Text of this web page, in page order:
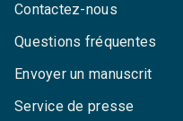
Contactez-nous
Questions fréquentes
Envoyer un manuscrit
Service de presse